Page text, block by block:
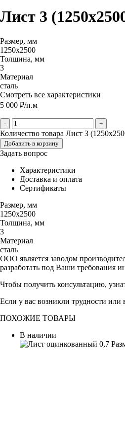
Лист 3
Размер, мм
1250х2500
Толщина, мм
3
Материал
сталь
Смотреть все характеристики
5 000 ₽/п.м
- +
Количество товара Лист 3
Добавить в корзину
Задать вопрос
Характеристики
Доставка и оплата
Сертификаты
Размер, мм
1250х2500
Толщина, мм
3
Материал
сталь
ООО является заводом
разработать под Ваши требования
Чтобы получить консультацию,
Если у вас возникли трудности
ПОХОЖИЕ ТОВАРЫ
В наличии